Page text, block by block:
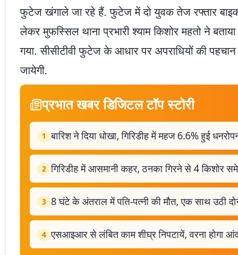
फुटेज खंगाले जा रहे हैं. फुटेज में दो युवक तेज रफ्तार
लेकर मुफस्सिल थाना प्रभारी श्याम किशोर महतो ने
गया. सीसीटीवी फुटेज के आधार पर अपराधियों की
जायेगी.
प्रभात खबर डिजिटल टॉप स्टोरी
1 बारिश ने दिया धोखा, गिरिडीह में महज 6.6% हुई
2 गिरिडीह में आसमानी कहर, ठनका गिरने से 4 किशोर
3 8 घंटे के अंतराल में पति-पत्नी की मौत, एक साथ उठी
4 एसआइआर से लंबित काम शीघ्र निपटायें, वरना होगा